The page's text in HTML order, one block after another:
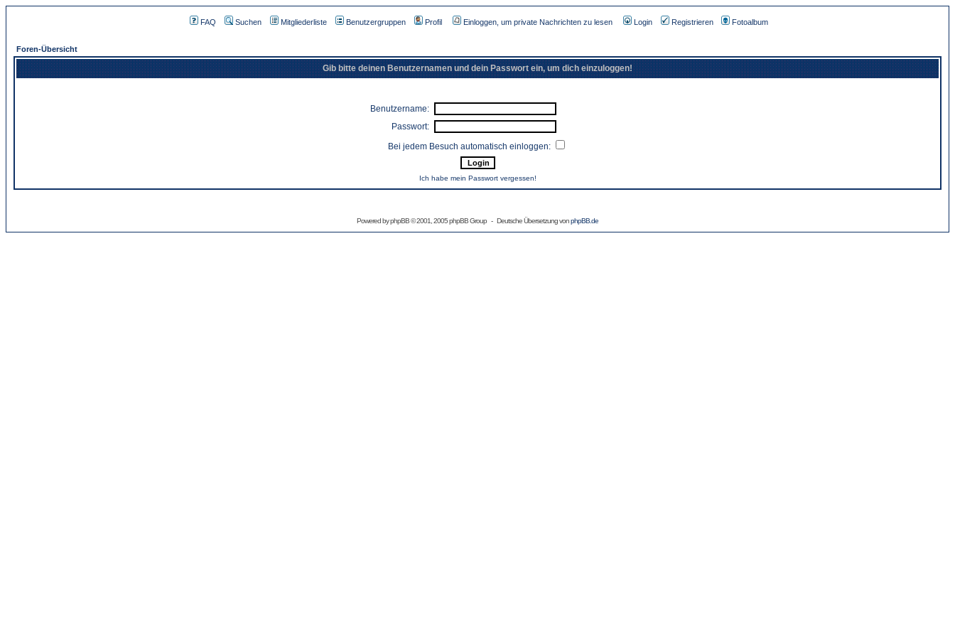
FAQ Suchen Mitgliederliste Benutzergruppen Profil Einloggen, um private Nachrichten zu lesen Login Registrieren Fotoalbum
Foren-Übersicht
Gib bitte deinen Benutzernamen und dein Passwort ein, um dich einzuloggen!
Benutzername:
Passwort:
Bei jedem Besuch automatisch einloggen:
Ich habe mein Passwort vergessen!
Powered byphpBB© 2001, 2005 phpBB Group - Deutsche Übersetzung vonphpBB.de